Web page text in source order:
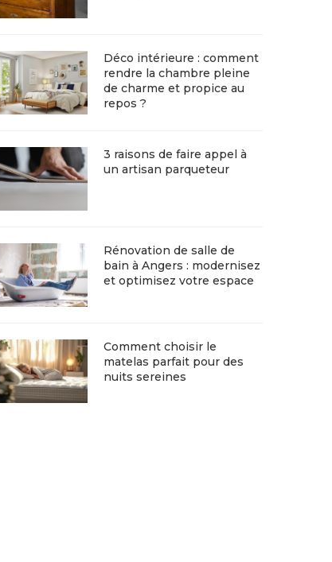
Déco intérieure : comment
rendre la chambre pleine
de charme et propice au
repos ?
3 raisons de faire appel à
un artisan parqueteur
Rénovation de salle de
bain à Angers : modernisez
et optimisez votre espace
Comment choisir le
matelas parfait pour des
nuits sereines